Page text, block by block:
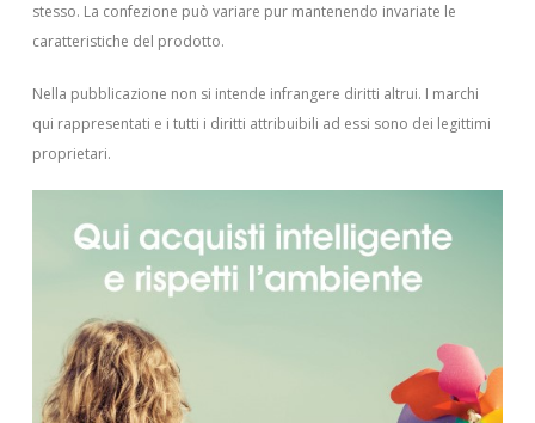
stesso. La confezione può variare pur mantenendo invariate le
caratteristiche del prodotto.
Nella pubblicazione non si intende infrangere diritti altrui. I marchi
qui rappresentati e i tutti i diritti attribuibili ad essi sono dei legittimi
proprietari.